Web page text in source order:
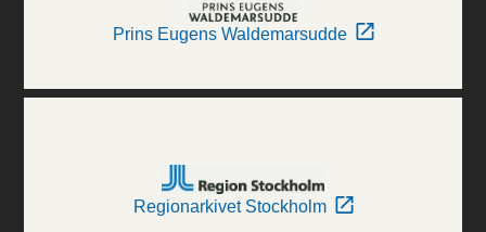
Prins Eugens Waldemarsudde
Regionarkivet Stockholm